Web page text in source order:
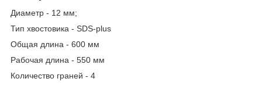
Диаметр - 12 мм;
Тип хвостовика - SDS-plus
Общая длина - 600 мм
Рабочая длина - 550 мм
Количество граней - 4